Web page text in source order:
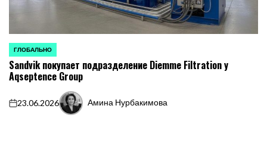
ОПУБЛИКОВАНО
В
ГЛОБАЛЬНО
Sandvik покупает подразделение Diemme Filtration у
Aqseptence Group
on
23.06.2026
Запись
Амина Нурбакимова